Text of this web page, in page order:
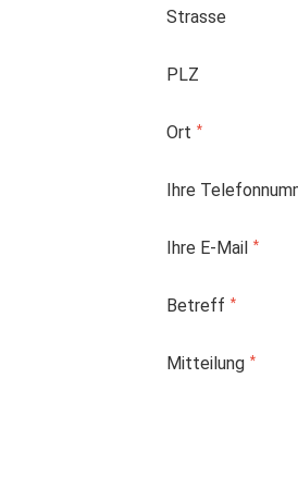
Strasse
PLZ
Ort
Ihre
Ihre E-Mail
Betreff
Mitteilung